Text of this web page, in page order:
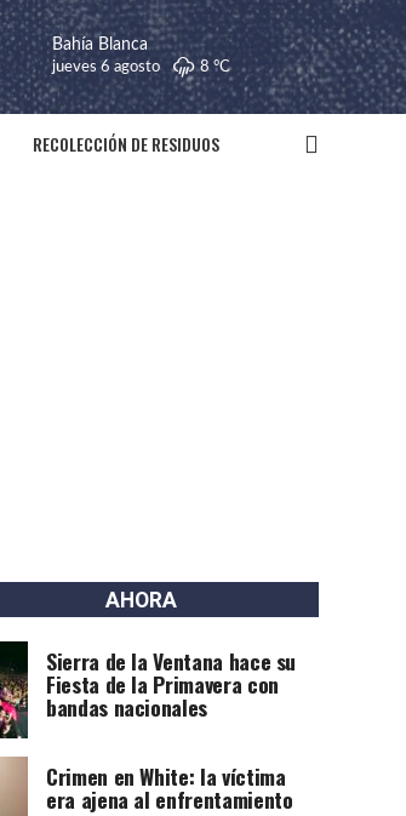
Bahía Blanca
jueves 6 agosto 8 °C
RECOLECCIÓN DE RESIDUOS
AHORA
Sierra de la Ventana hace su
Fiesta de la Primavera con
bandas nacionales
Crimen en White: la víctima
era ajena al enfrentamiento